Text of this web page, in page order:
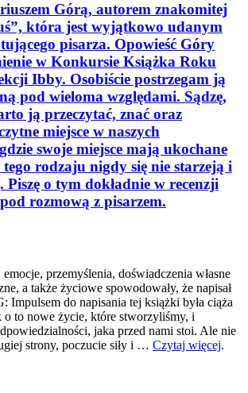
Górą, autorem znakomitej
która jest wyjątkowo udanym
pisarza. Opowieść Góry
w Konkursie Książka Roku
Ibby. Osobiście postrzegam ją
pod wieloma względami. Sądzę,
ją przeczytać, znać oraz
miejsce w naszych
swoje miejsce mają ukochane
rodzaju nigdy się nie starzeją i
Piszę o tym dokładnie w recenzji
rozmową z pisarzem.
przemyślenia, doświadczenia własne
a także życiowe spowodowały, że napisał
Impulsem do napisania tej książki była ciąża
to nowe życie, które stworzyliśmy, i
jaka przed nami stoi. Ale nie
strony, poczucie siły i … Czytaj więcej.